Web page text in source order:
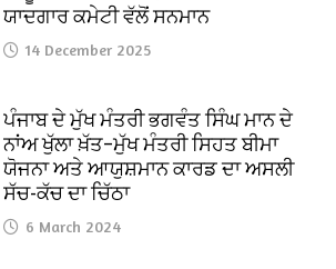
ਯਾਦਗਾਰ ਕਮੇਟੀ ਵੱਲੋਂ ਸਨਮਾਨ
14 December 2025
ਪੰਜਾਬ ਦੇ ਮੁੱਖ ਮੰਤਰੀ ਭਗਵੰਤ ਸਿੰਘ ਮਾਨ ਦੇ
ਨਾਂਅ ਖੁੱਲਾ ਖ਼ੱਤ–ਮੁੱਖ ਮੰਤਰੀ ਸਿਹਤ ਬੀਮਾ
ਯੋਜਨਾ ਅਤੇ ਆਯੁਸ਼ਮਾਨ ਕਾਰਡ ਦਾ ਅਸਲੀ
ਸੱਚ-ਕੱਚ ਦਾ ਚਿੱਠਾ
6 March 2024